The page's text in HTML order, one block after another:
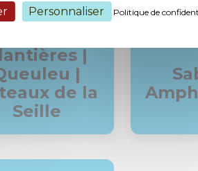
Personnaliser Politique de
|
|
de la
Seille